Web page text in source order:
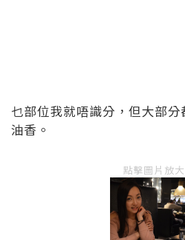
乜部位我就唔識分，但大部
油香。
點擊圖片放大